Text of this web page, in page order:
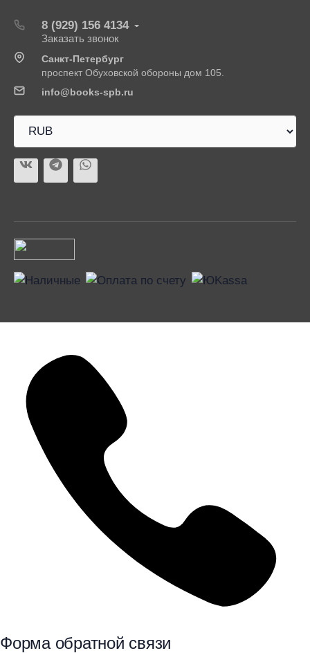
8 (929) 156 4134
Заказать звонок
Санкт-Петербург
проспект Обуховской обороны дом 105.
info@books-spb.ru
Форма обратной связи